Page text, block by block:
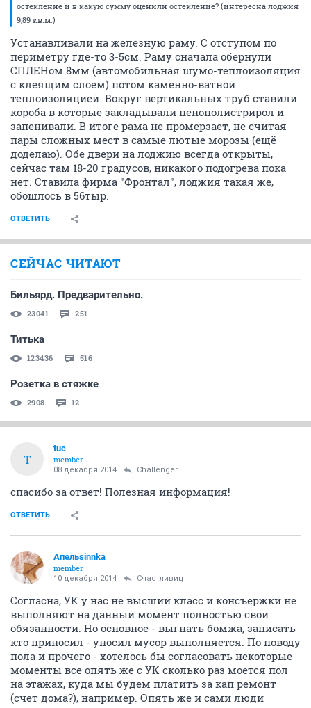
остекление и в какую сумму оценили остекление? (интересна лоджия
9,89 кв.м.)
Устанавливали на железную раму. С отступом по
периметру где-то 3-5см. Раму сначала обернули
СПЛЕНом 8мм (автомобильная шумо-теплоизоляция
с клеящим слоем) потом каменно-ватной
теплоизоляцией. Вокруг вертикальных труб ставили
короба в которые закладывали пенополистрирол и
запенивали. В итоге рама не промерзает, не считая
пары сложных мест в самые лютые морозы (ещё
доделаю). Обе двери на лоджию всегда открыты,
сейчас там 18-20 градусов, никакого подогрева пока
нет. Ставила фирма "Фронтал", лоджия такая же,
обошлось в 56тыр.
ОТВЕТИТЬ
СЕЙЧАС ЧИТАЮТ
Бильярд. Предварительно.
23041 251
Титька
123436 516
Розетка в стяжке
2908 12
T
tuc
member
08 декабря 2014 Challenger
спасибо за ответ! Полезная информация!
ОТВЕТИТЬ
Апельsinnka
member
10 декабря 2014 Счастливиц
Согласна, УК у нас не высший класс и консъержки не
выполняют на данный момент полностью свои
обязанности. Но основное - выгнать бомжа, записать
кто приносил - уносил мусор выполняется. По поводу
пола и прочего - хотелось бы согласовать некоторые
моменты все опять же с УК сколько раз моется пол
на этажах, куда мы будем платить за кап ремонт
(счет дома?), например. Опять же и сами люди